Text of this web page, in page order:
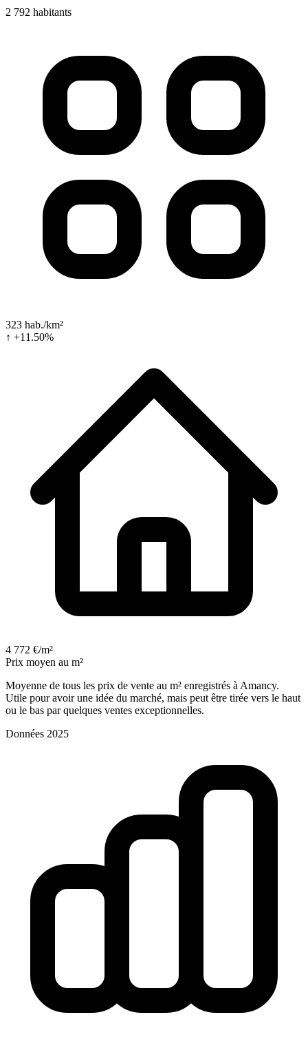
2 792 habitants
323 hab./km²
↑ +11.50%
4 772 €/m²
Prix moyen au m²
Moyenne de tous les prix de vente au m² enregistrés à Amancy.
Utile pour avoir une idée du marché, mais peut être tirée vers le haut
ou le bas par quelques ventes exceptionnelles.
Données 2025